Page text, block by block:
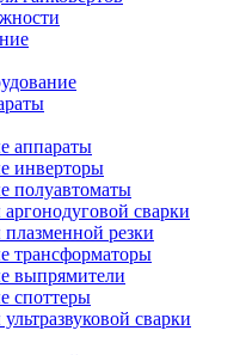
аппараты
инверторы
полуавтоматы
сварки
резки
трансформаторы
выпрямители
споттеры
сварки